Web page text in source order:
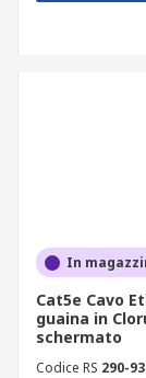
In
Cat5e Cavo
guaina in
schermato
Codice RS 290-